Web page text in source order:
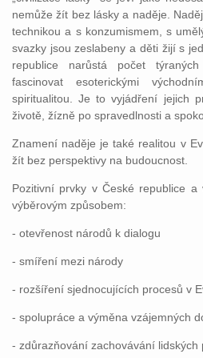
nemůže žít bez lásky a naděje.
technikou a s konzumismem, s
svazky jsou zeslabeny a děti žijí s
republice narůstá počet
fascinovat esoterickými
spiritualitou. Je to vyjádření jejich
životě, žízně po spravedlnosti a
Znamení naděje je také realitou v
žít bez perspektivy na budoucnost.
Pozitivní prvky v České republice
výběrovým způsobem:
- otevřenost národů k dialogu
- smíření mezi národy
- rozšíření sjednocujících procesů v
- spolupráce a výměna vzájemných
- zdůrazňování zachovávání lidských